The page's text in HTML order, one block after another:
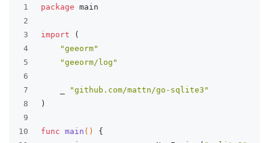
1
2
3
4
5
6
7
8
9
10
package main
import (
"geeorm"
"geeorm/log"
"github.com/mattn/go-sqlite3"
)
func main ()
{